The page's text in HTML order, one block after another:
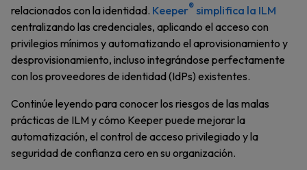
relacionados con la identidad. Keeper® simplifica la ILM
centralizando las credenciales, aplicando el acceso con
privilegios mínimos y automatizando el aprovisionamiento y
desprovisionamiento, incluso integrándose perfectamente
con los proveedores de identidad (IdPs) existentes.
Continúe leyendo para conocer los riesgos de las malas
prácticas de ILM y cómo Keeper puede mejorar la
automatización, el control de acceso privilegiado y la
seguridad de confianza cero en su organización.